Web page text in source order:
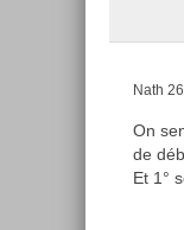
Nath
On
de
Et 1°